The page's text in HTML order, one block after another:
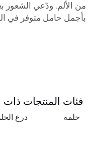
من الألم. ودّعي الشعور
بأجمل حامل متوفر في
فئات المنتجات ذات
حلمة درع